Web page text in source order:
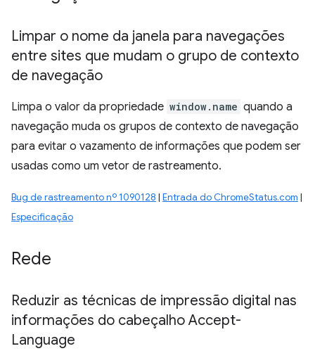
Limpar o nome da janela para navegações
entre sites que mudam o grupo de contexto
de navegação
Limpa o valor da propriedade window.name quando a
navegação muda os grupos de contexto de navegação
para evitar o vazamento de informações que podem ser
usadas como um vetor de rastreamento.
Bug de rastreamento nº 1090128 | Entrada do ChromeStatus.com |
Especificação
Rede
Reduzir as técnicas de impressão digital nas
informações do cabeçalho Accept-
Language